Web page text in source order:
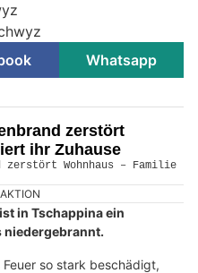
Whatsapp
zerstört
ihr Zuhause
in Tschappina ein
niedergebrannt.
so stark beschädigt,